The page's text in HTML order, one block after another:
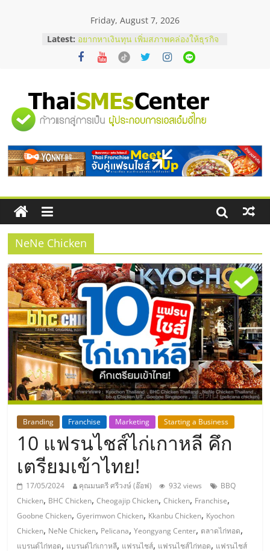
Friday, August 7, 2026
Latest: อยากหาเงินทุน เพิ่มสภาพคล่องให้ธุรกิจ
เริ่มยังไงให้ผ่านฉลุย
สัมมนาออนไลน์ โอกาสบริหารสถานี
ThaiFranchise Meet Up จับคู่แฟรน
ไชส์ ครั้งที่ 8
ร้านเครื่องเสียงคุณภาพสูง พร้อม
บริษัท Cybersecurity ในไทยที่ไหนดี?
วิธีเลือกผู้ให้บริการให้คุ้มค่าและตอบ
โจทย์ธุรกิจ
"ศูนย์
รวม
ข้อมูล
ธุรกิจ
SME
แห่ง
ประเทศไทย,
ThaiSMEsCenter,
รวม
ธุรกิจ
เอ
ส
เอ็
NeNe Chicken
Branding Franchise Marketing Starting a Business
10 แฟรนไชส์ไก่เกาหลี คึก
เตรียมเข้าไทย!
17/05/2024 คุณมนตรี ศรีวงษ์ (อ๊อฟ) 932 views
BBQ
Chicken, BHC Chicken,Cheogajip Chicken,Chicken, Franchise,
Goobne Chicken,Gyerimwon Chicken, Kkanbu Chicken, Kyochon
Chicken, NeNe Chicken, Pelicana,Yeongyang Center, ตลาดไก่ทอด,
แบรนด์ไก่ทอด, แบรนด์ไก่เกาหลี, แฟรนไชส์, แฟรนไชส์ไก่ทอด, แฟรนไชส์